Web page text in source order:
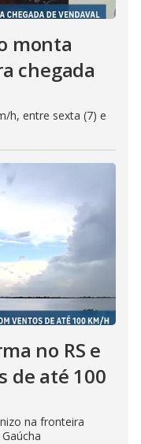
monta
chegada
h, entre sexta (7) e
no RS e
de até 100
na fronteira